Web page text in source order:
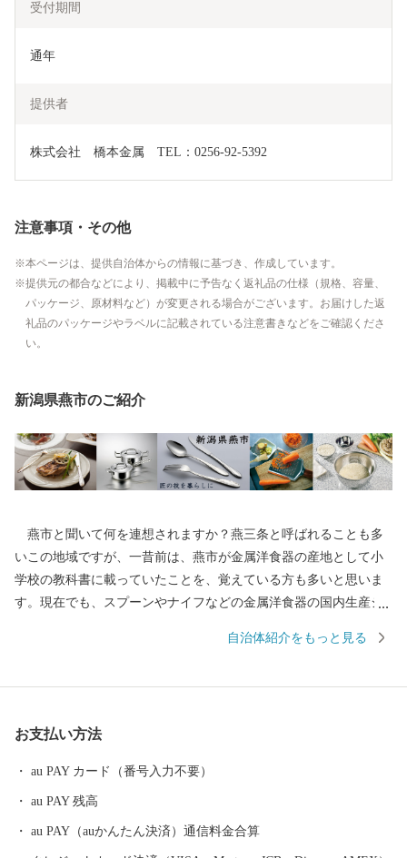
受付期間
通年
提供者
株式会社　橋本金属　TEL：0256-92-5392
注意事項・その他
本ページは、提供自治体からの情報に基づき、作成しています。
提供元の都合などにより、掲載中に予告なく返礼品の仕様（規格、容量、
パッケージ、原材料など）が変更される場合がございます。お届けした返
礼品のパッケージやラベルに記載されている注意書きなどをご確認くださ
い。
新潟県燕市のご紹介
燕市と聞いて何を連想されますか？燕三条と呼ばれることも多
いこの地域ですが、一昔前は、燕市が金属洋食器の産地として小
学校の教科書に載っていたことを、覚えている方も多いと思いま
す。現在でも、スプーンやナイフなどの金属洋食器の国内生産シ
属ハウスウェアは全国生産額の約90%を占める、世界有数の金属
市の製品が採用されるなど、燕製品は高い評価を受けています。
燕産の金属洋食器・金属ハウスウェアを使えば、ご家庭での食
工芸品の鎚起銅器、美味しいお米をはじめとした農産物も多数取
りそろえております。燕産品で、日々の生活にアクセントをつけ
てみてはいかがですか？
自治体紹介をもっと見る
お支払い方法
au PAY カード（番号入力不要）
au PAY 残高
au PAY（auかんたん決済）通信料金合算